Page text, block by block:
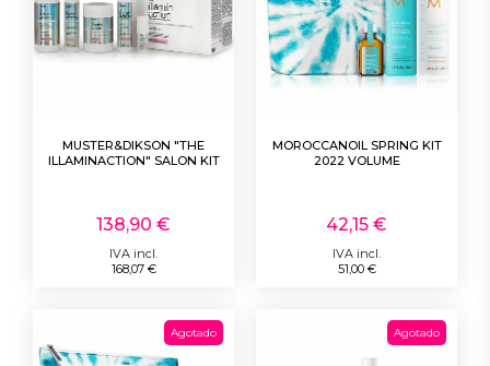
MUSTER&DIKSON "THE
ILLAMINACTION" SALON KIT
138,90 €
IVA incl.
168,07 €
MOROCCANOIL SPRING KIT
2022 VOLUME
42,15 €
IVA incl.
51,00 €
Agotado Agotado